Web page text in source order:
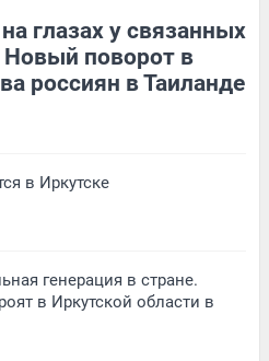
глазах у связанных
Новый поворот в
россиян в Таиланде
в Иркутске
генерация в стране.
в Иркутской области в